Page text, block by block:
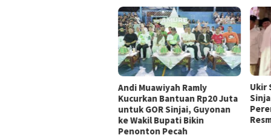
Andi Muawiyah Ramly
Kucurkan Bantuan Rp20 Juta
untuk GOR Sinjai, Guyonan
ke Wakil Bupati Bikin
Penonton Pecah
Ukir